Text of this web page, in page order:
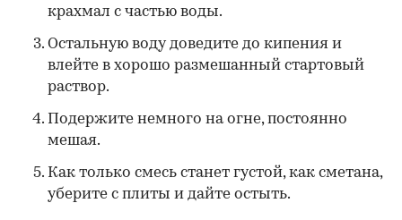
крахмал с частью воды.
Остальную воду доведите до кипения и
влейте в хорошо размешанный стартовый
раствор.
Подержите немного на огне, постоянно
мешая.
Как только смесь станет густой, как сметана,
уберите с плиты и дайте остыть.